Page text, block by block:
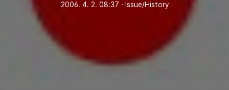
2006. 4. 2. 08:37 ㆍ Issue/History